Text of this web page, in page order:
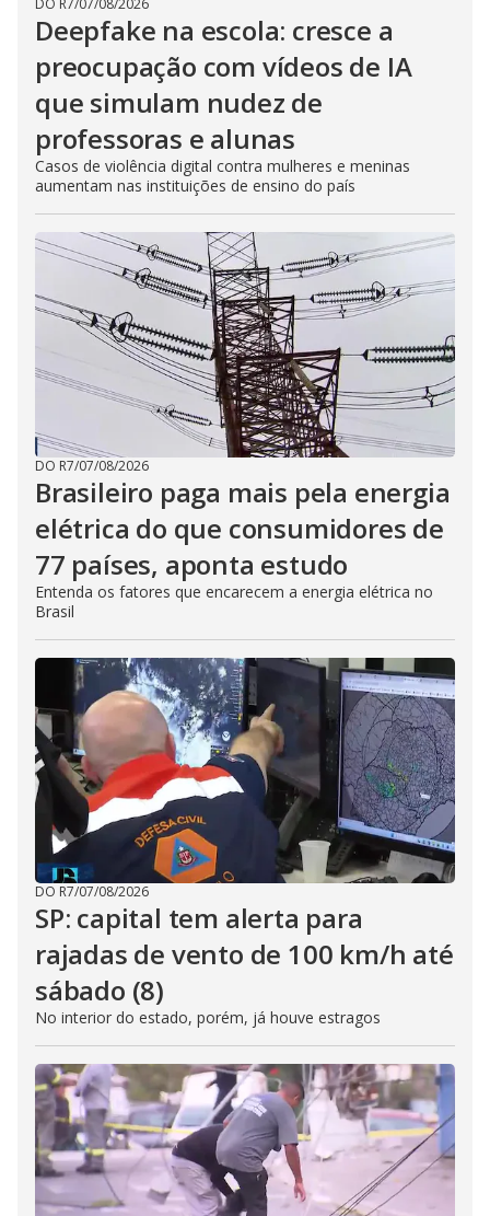
DO R7/07/08/2026
Deepfake na escola: cresce a
preocupação com vídeos de IA
que simulam nudez de
professoras e alunas
Casos de violência digital contra mulheres e meninas
aumentam nas instituições de ensino do país
DO R7/07/08/2026
Brasileiro paga mais pela energia
elétrica do que consumidores de
77 países, aponta estudo
Entenda os fatores que encarecem a energia elétrica no
Brasil
DO R7/07/08/2026
SP: capital tem alerta para
rajadas de vento de 100 km/h até
sábado (8)
No interior do estado, porém, já houve estragos